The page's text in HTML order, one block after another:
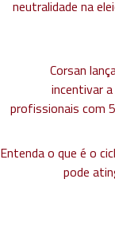
neutralidade na
Corsan
incentivar
profissionais com
Entenda o que é o
pode